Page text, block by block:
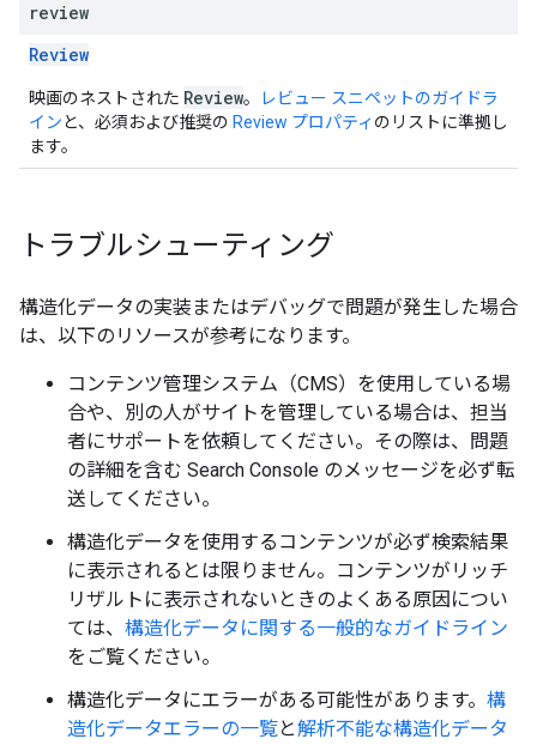
review
Review
映画のネストされた Review。
レビュー スニペットのガイドラ
インと、必須および推奨の Review プロパティ のリストに準拠し
ます。
トラブルシューティング
構造化データの実装またはデバッグで問題が発生した場合
は、以下のリソースが参考になります。
コンテンツ管理システム（CMS）を使用している場
合や、別の人がサイトを管理している場合は、担当
者にサポートを依頼してください。その際は、問題
の詳細を含む Search Console のメッセージを必ず転
送してください。
構造化データを使用するコンテンツが必ず検索結果
に表示されるとは限りません。コンテンツがリッチ
リザルトに表示されないときのよくある原因につい
ては、 構造化データに関する一般的なガイドライン
をご覧ください。
構造化データにエラーがある可能性があります。 構
造化データエラーの一覧と解析不能な構造化データ